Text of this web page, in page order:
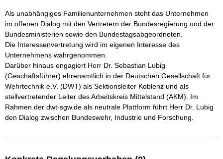
Als unabhängiges Familienunternehmen steht das Unternehmen
im offenen Dialog mit den Vertretern der Bundesregierung und der
Bundesministerien sowie den Bundestagsabgeordneten.
Die Interessenvertretung wird im eigenen Interesse des
Unternehmens wahrgenommen.
Darüber hinaus engagiert Herr Dr. Sebastian Lubig
(Geschäftsführer) ehrenamtlich in der Deutschen Gesellschaft für
Wehrtechnik e.V. (DWT) als Sektionsleiter Koblenz und als
stellvertretender Leiter des Arbeitskreis Mittelstand (AKM). Im
Rahmen der dwt-sgw.de als neutrale Plattform führt Herr Dr. Lubig
den Dialog zwischen Bundeswehr, Industrie und Forschung.